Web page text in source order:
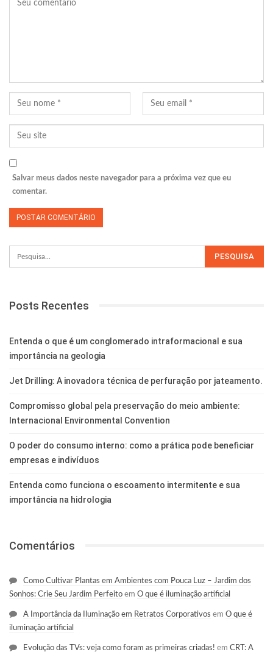
Salvar meus dados neste navegador para a próxima vez que eu
comentar.
Posts Recentes
Entenda o que é um conglomerado intraformacional e sua
importância na geologia
Jet Drilling: A inovadora técnica de perfuração por jateamento.
Compromisso global pela preservação do meio ambiente:
Internacional Environmental Convention
O poder do consumo interno: como a prática pode beneficiar
empresas e indivíduos
Entenda como funciona o escoamento intermitente e sua
importância na hidrologia
Comentários
Como Cultivar Plantas em Ambientes com Pouca Luz – Jardim dos
Sonhos: Crie Seu Jardim Perfeito em O que é iluminação artificial
A Importância da Iluminação em Retratos Corporativos em O que é
iluminação artificial
Evolução das TVs: veja como foram as primeiras criadas! em CRT: A